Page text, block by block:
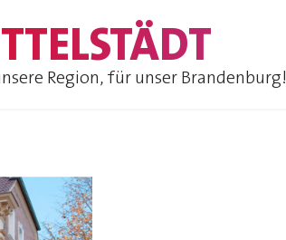
Region, für unser Brandenburg!